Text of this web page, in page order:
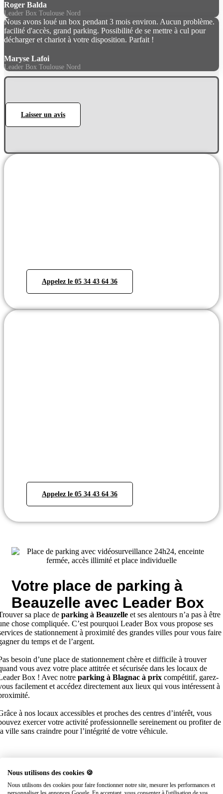
Roger Balda
Leader Box Toulouse Nord
Nous avons loué un box pendant 3 mois environ. Aucun problème.
facilité d'accès, grand parking. Possibilité de se mettre à cul pour
décharger et chariot à votre disposition. Parfait !
Maryse Lafoi
Leader Box Toulouse Nord
Laisser un avis
Appelez le 05 34 43 64 36
Appelez le 05 34 43 64 36
Votre place de parking à
Beauzelle avec Leader Box
sa place de parking à Beauzelle et ses alentours n’a pas à être
chose compliquée. C’est pourquoi Leader Box vous propose ses
de stationnement à proximité des grandes villes pour vous faire
du temps et de l’argent.
besoin d’une place de stationnement chère et difficile à trouver
vous avez votre place attitrée et sécurisée dans les locaux de
Box ! Avec notre parking à Blagnac à prix compétitif, garez-
facilement et accédez directement aux lieux qui vous intéressent à
à nos locaux accessibles et proches des centres d’intérêt, vous
exercer votre activité professionnelle sereinement ou profiter de
ville sans craindre pour l’intégrité de votre véhicule.
Nous utilisons des cookies 🍪
Nous utilisons des cookies pour faire fonctionner notre site, mesurer les performances et